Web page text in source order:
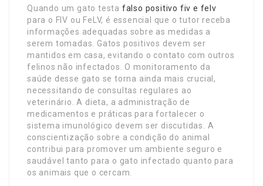
Quando um gato testa falso positivo fiv e felv
para o FIV ou FeLV, é essencial que o tutor receba
informações adequadas sobre as medidas a
serem tomadas. Gatos positivos devem ser
mantidos em casa, evitando o contato com outros
felinos não infectados. O monitoramento da
saúde desse gato se torna ainda mais crucial,
necessitando de consultas regulares ao
veterinário. A dieta, a administração de
medicamentos e práticas para fortalecer o
sistema imunológico devem ser discutidas. A
conscientização sobre a condição do animal
contribui para promover um ambiente seguro e
saudável tanto para o gato infectado quanto para
os animais que o cercam.